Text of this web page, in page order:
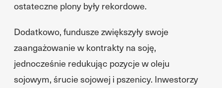
ostateczne plony były rekordowe.
Dodatkowo, fundusze zwiększyły swoje
zaangażowanie w kontrakty na soję,
jednocześnie redukując pozycje w oleju
sojowym, śrucie sojowej i pszenicy. Inwestorzy